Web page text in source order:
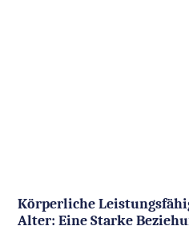
Körperliche
Alter: Eine Starke